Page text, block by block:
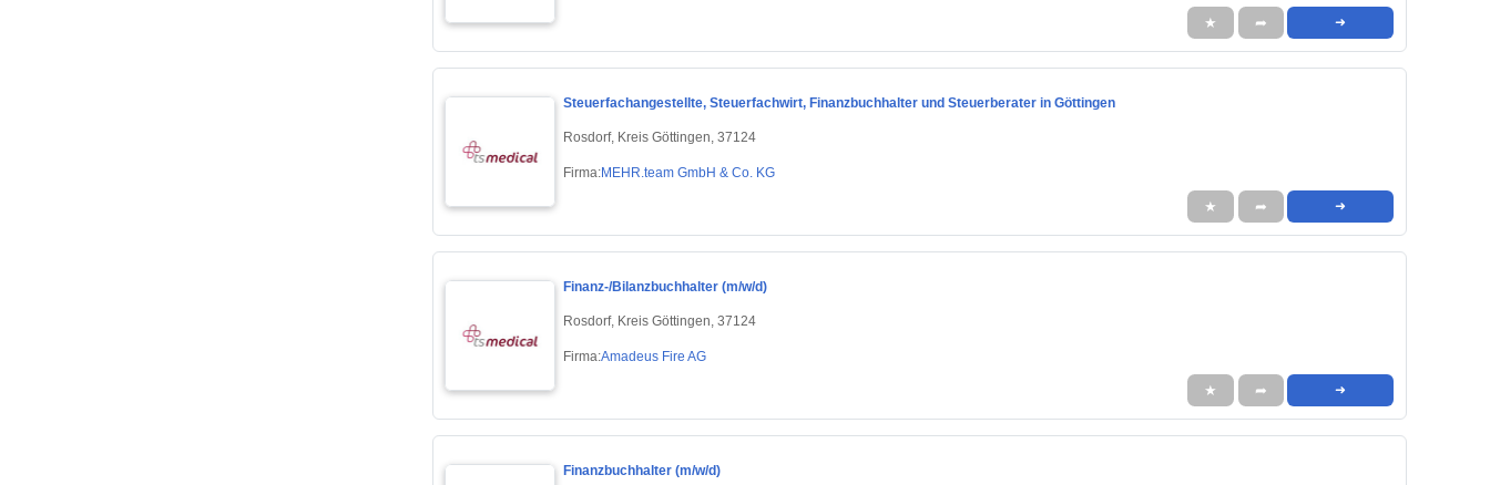
★ ➦ ➜
Steuerfachangestellte, Steuerfachwirt, Finanzbuchhalter und Steuerberater in Göttingen
Rosdorf, Kreis Göttingen, 37124
Firma:MEHR.team GmbH & Co. KG
★ ➦ ➜
Finanz-/Bilanzbuchhalter (m/w/d)
Rosdorf, Kreis Göttingen, 37124
Firma:Amadeus Fire AG
★ ➦ ➜
Finanzbuchhalter (m/w/d)